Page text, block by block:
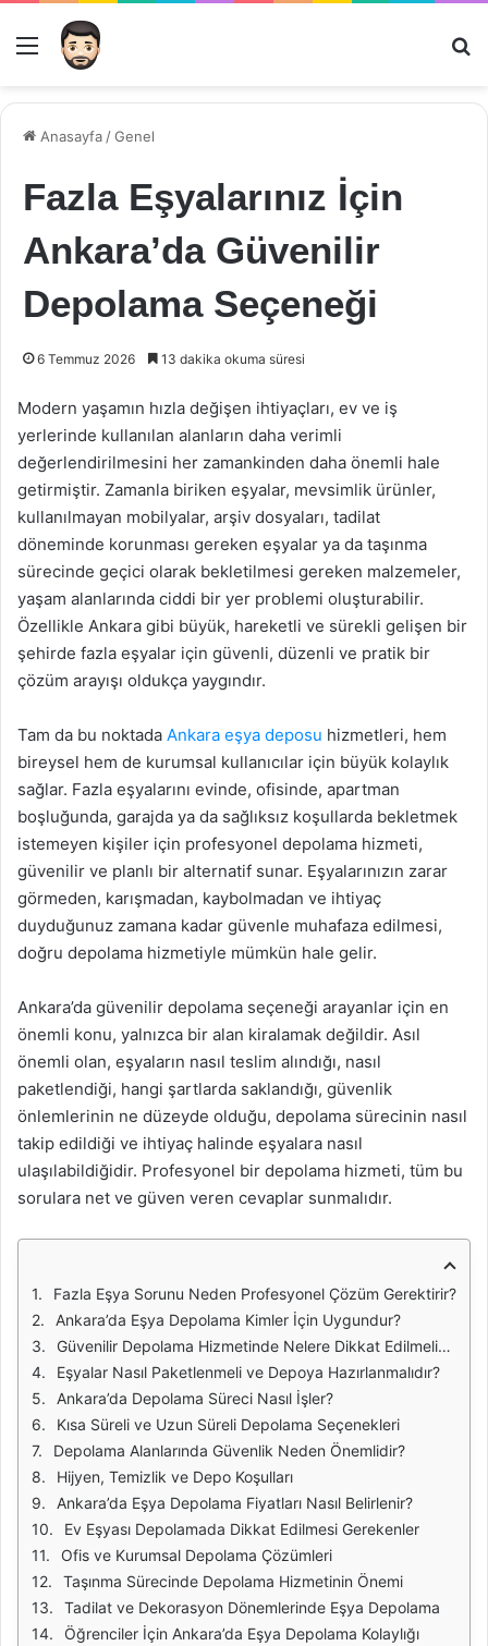
Menü
Anasayfa /Genel
Fazla Eşyalarınız İçin
Ankara’da Güvenilir
Depolama Seçeneği
6 Temmuz 2026 13 dakika okuma süresi
Modern yaşamın hızla değişen ihtiyaçları, ev ve iş
yerlerinde kullanılan alanların daha verimli
değerlendirilmesini her zamankinden daha önemli hale
getirmiştir. Zamanla biriken eşyalar, mevsimlik ürünler,
kullanılmayan mobilyalar, arşiv dosyaları, tadilat
döneminde korunması gereken eşyalar ya da taşınma
sürecinde geçici olarak bekletilmesi gereken malzemeler,
yaşam alanlarında ciddi bir yer problemi oluşturabilir.
Özellikle Ankara gibi büyük, hareketli ve sürekli gelişen bir
şehirde fazla eşyalar için güvenli, düzenli ve pratik bir
çözüm arayışı oldukça yaygındır.
Tam da bu noktada Ankara eşya deposu hizmetleri, hem
bireysel hem de kurumsal kullanıcılar için büyük kolaylık
sağlar. Fazla eşyalarını evinde, ofisinde, apartman
boşluğunda, garajda ya da sağlıksız koşullarda bekletmek
istemeyen kişiler için profesyonel depolama hizmeti,
güvenilir ve planlı bir alternatif sunar. Eşyalarınızın zarar
görmeden, karışmadan, kaybolmadan ve ihtiyaç
duyduğunuz zamana kadar güvenle muhafaza edilmesi,
doğru depolama hizmetiyle mümkün hale gelir.
Ankara’da güvenilir depolama seçeneği arayanlar için en
önemli konu, yalnızca bir alan kiralamak değildir. Asıl
önemli olan, eşyaların nasıl teslim alındığı, nasıl
paketlendiği, hangi şartlarda saklandığı, güvenlik
önlemlerinin ne düzeyde olduğu, depolama sürecinin nasıl
takip edildiği ve ihtiyaç halinde eşyalara nasıl
ulaşılabildiğidir. Profesyonel bir depolama hizmeti, tüm bu
sorulara net ve güven veren cevaplar sunmalıdır.
Fazla Eşya Sorunu Neden Profesyonel Çözüm Gerektirir?
Ankara’da Eşya Depolama Kimler İçin Uygundur?
Güvenilir Depolama Hizmetinde Nelere Dikkat Edilmelidir?
Eşyalar Nasıl Paketlenmeli ve Depoya Hazırlanmalıdır?
Ankara’da Depolama Süreci Nasıl İşler?
Kısa Süreli ve Uzun Süreli Depolama Seçenekleri
Depolama Alanlarında Güvenlik Neden Önemlidir?
Hijyen, Temizlik ve Depo Koşulları
Ankara’da Eşya Depolama Fiyatları Nasıl Belirlenir?
Ev Eşyası Depolamada Dikkat Edilmesi Gerekenler
Ofis ve Kurumsal Depolama Çözümleri
Taşınma Sürecinde Depolama Hizmetinin Önemi
Tadilat ve Dekorasyon Dönemlerinde Eşya Depolama
Öğrenciler İçin Ankara’da Eşya Depolama Kolaylığı